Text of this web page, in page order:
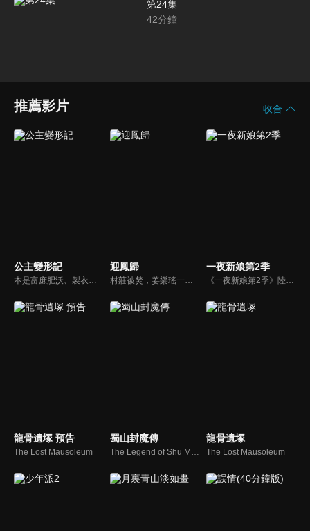
第24集
42分鐘
推薦影片 收合
公主變形記
本是富庶肥沃、製衣文化聞名遐邇的青城縣，隨着青壯年逐漸外出務工，只留下老人和孩子獨守家園，高超的製衣技巧便因此逐漸失傳。公主盛桃桃天生愛美，來到青城縣後決心發揚製衣手藝。在盛桃桃的運作後，朝廷頒佈了養老令，重振了青城的商貿事業，吸引了很多年輕人回來工作，令青城再創繁榮。
迎鳳歸
村莊被焚，姜樂瑤一夕之間失去全部家人，只有她與蓉兒倖存。因祖父玉佩，她嫁入寧府癡傻少爺為妻，不知蓉兒為奪富貴暗中布局，甚至曾是縱火真兇。姜樂瑤重生回到悲劇前，偽裝丫鬟潛入寧府，聯手調查官蕭景初揭露真相。她步步設局，拆穿蓉兒與寧冰清陰謀...
一夜新娘第2季
《一夜新娘第2季》陸劇線上看。花溶（趙昭儀）與秦尚城（袁昊）歷盡劫波、終成愛侶。正當兩人婚禮，一紙聖詔卻命花溶與鄰國質子合親，為保全天下，花溶決定與秦尚城暫時“隱婚”，一同率領天楚使團出使南荒“和親”。
龍骨遺塚 預告
The Lost Mausoleum
蜀山封魔傳
The Legend of Shu Mountain Sealing Demons
龍骨遺塚
The Lost Mausoleum